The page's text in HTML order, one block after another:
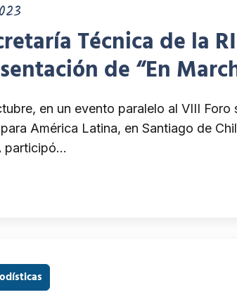
Técnica de la
de “En
para la
en derechos
en un evento paralelo al VIII
América Latina, en Santiago de
participó…